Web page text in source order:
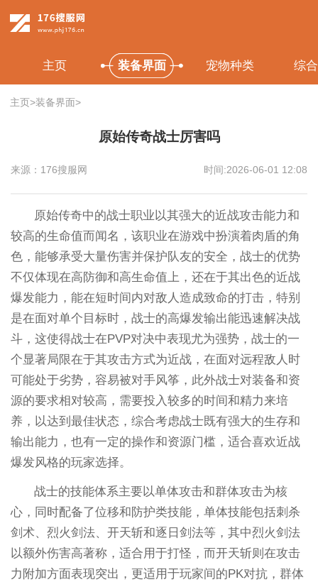
主页 装备界面 宠物种类 综
主页>装备界面>
原始传奇战士厉害吗
来源：176搜服网 时间:2026-06-01 12:08
原始传奇中的战士职业以其强大的近战攻击能力和
较高的生命值而闻名，该职业在游戏中扮演着肉盾的角
色，能够承受大量伤害并保护队友的安全，战士的优势
不仅体现在高防御和高生命值上，还在于其出色的近战
爆发能力，能在短时间内对敌人造成致命的打击，特别
是在面对单个目标时，战士的高爆发输出能迅速解决战
斗，这使得战士在PVP对决中表现尤为强势，战士的一
个显著局限在于其攻击方式为近战，在面对远程敌人时
可能处于劣势，容易被对手风筝，此外战士对装备和资
源的要求相对较高，需要投入较多的时间和精力来培
养，以达到最佳状态，综合考虑战士既有强大的生存和
输出能力，也有一定的操作和资源门槛，适合喜欢近战
爆发风格的玩家选择。
战士的技能体系主要以单体攻击和群体攻击为核
心，同时配备了位移和防护类技能，单体技能包括刺杀
剑术、烈火剑法、开天斩和逐日剑法等，其中烈火剑法
以额外伤害高著称，适合用于打怪，而开天斩则在攻击
力附加方面表现突出，更适用于玩家间的PK对抗，群体